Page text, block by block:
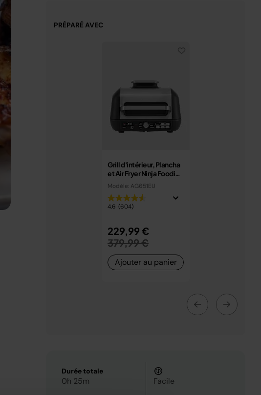
PRÉPARÉ AVEC
Grill d'intérieur, Plancha
et Air Fryer Ninja Foodi
MAX PRO 7,6 L AG651EU
Modèle: AG651EU
4.6 (604)
229,99 €
379,99 €au
Ajouter au panier
Durée totale
0h 25m Facile